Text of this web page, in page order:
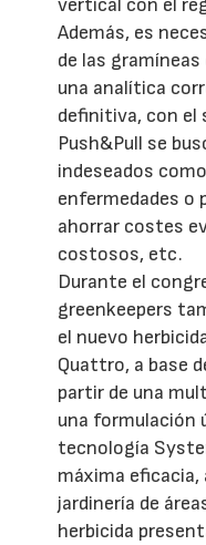
vertical con el
Además, es
de las
una analítica
definitiva, con el
Push&Pull se
indeseados
enfermedades o
ahorrar costes
costosos, etc.
Durante el
greenkeepers
el nuevo
Quattro, a base
partir de una
una formulación
tecnología
máxima eficacia,
jardinería de
herbicida